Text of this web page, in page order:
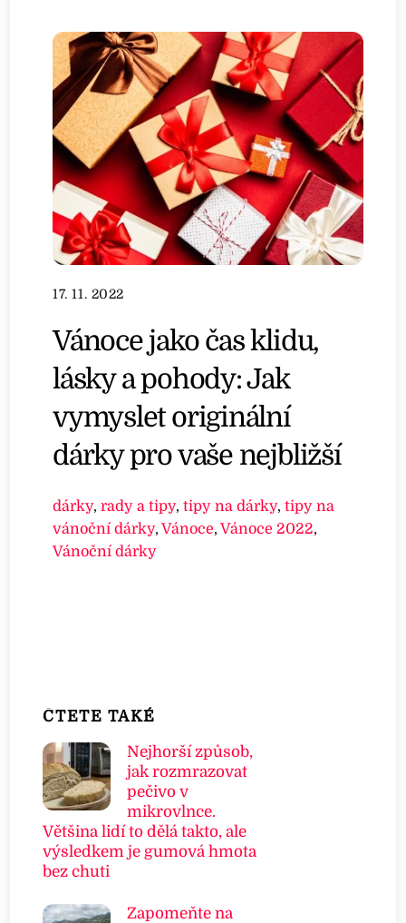
17. 11. 2022
Vánoce jako čas klidu,
lásky a pohody: Jak
vymyslet originální
dárky pro vaše nejbližší
dárky,rady a tipy,tipy na dárky,tipy na
vánoční dárky,Vánoce,Vánoce 2022,
Vánoční dárky
ČTETE TAKÉ
Nejhorší způsob,
jak rozmrazovat
pečivo v
mikrovlnce.
Většina lidí to dělá takto, ale
výsledkem je gumová hmota
bez chuti
Zapomeňte na